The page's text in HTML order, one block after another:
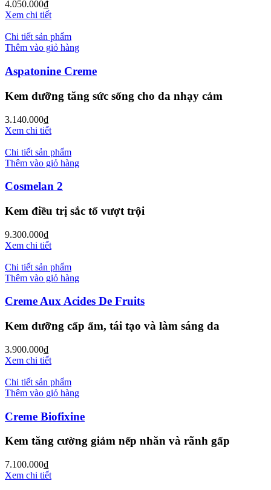
4.050.000₫
Xem chi tiết
Chi tiết sản phẩm
Thêm vào giỏ hàng
Aspatonine Creme
Kem dưỡng tăng sức sống cho da nhạy cảm
3.140.000₫
Xem chi tiết
Chi tiết sản phẩm
Thêm vào giỏ hàng
Cosmelan 2
Kem điều trị sắc tố vượt trội
9.300.000₫
Xem chi tiết
Chi tiết sản phẩm
Thêm vào giỏ hàng
Creme Aux Acides De Fruits
Kem dưỡng cấp ẩm, tái tạo và làm sáng da
3.900.000₫
Xem chi tiết
Chi tiết sản phẩm
Thêm vào giỏ hàng
Creme Biofixine
Kem tăng cường giảm nếp nhăn và rãnh gấp
7.100.000₫
Xem chi tiết